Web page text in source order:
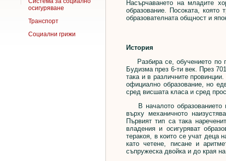
осигуряване
Транспорт
Социални грижи
Насърчаването на младите
образование. Посоката,
образователната общност и
История
Разбира се, обучението по
Будизма през 6-ти век. През
така и в различните
официално образование, но
сред висшата класа и сред
В началото образованието
върху механичното
Първият тип са така
владения и осигуряват
теракоя, в които се учат деца
като четене, писане и
съпружеска двойка и до края